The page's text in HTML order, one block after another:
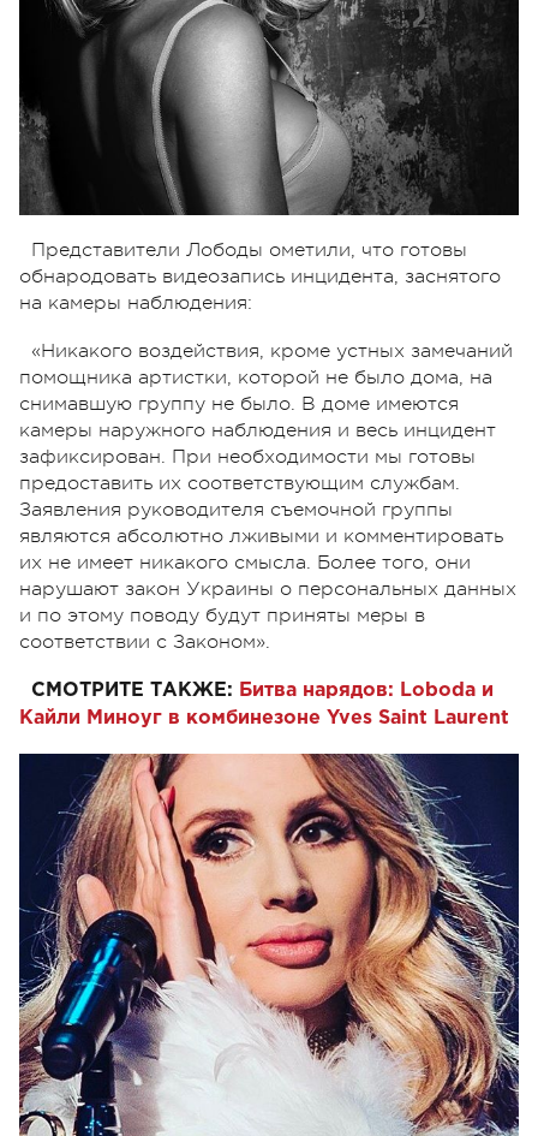
Представители Лободы ометили, что готовы
обнародовать видеозапись инцидента, заснятого
на камеры наблюдения:
«Никакого воздействия, кроме устных замечаний
помощника артистки, которой не было дома, на
снимавшую группу не было. В доме имеются
камеры наружного наблюдения и весь инцидент
зафиксирован. При необходимости мы готовы
предоставить их соответствующим службам.
Заявления руководителя съемочной группы
являются абсолютно лживыми и комментировать
их не имеет никакого смысла. Более того, они
нарушают закон Украины о персональных данных
и по этому поводу будут приняты меры в
соответствии с Законом».
СМОТРИТЕ ТАКЖЕ: Битва нарядов: Loboda и
Кайли Миноуг в комбинезоне Yves Saint Laurent